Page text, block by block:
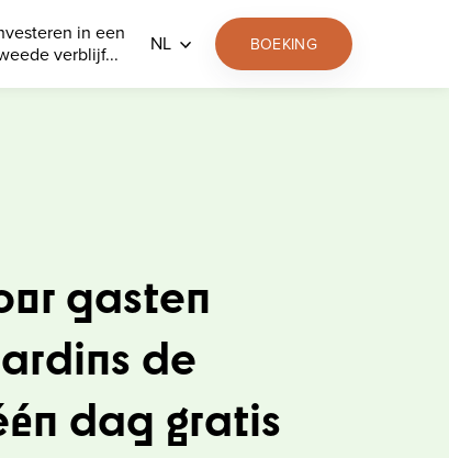
in een
verblijf...
NL BOEKING
gasten
de
dag gratis